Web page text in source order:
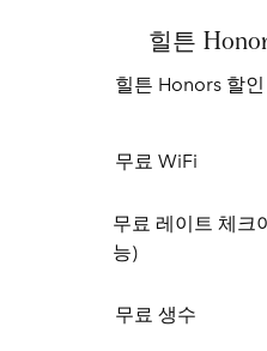
힐튼
힐튼 Honors 할
무료 WiFi
무료 레이트 체크
능)
무료 생수